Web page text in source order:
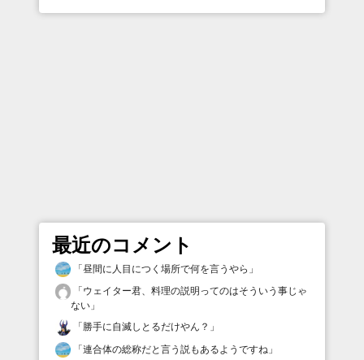
最近のコメント
「昼間に人目につく場所で何を言うやら 」
「ウェイター君、料理の説明ってのはそういう事じゃ
ない 」
「勝手に自滅しとるだけやん？ 」
「連合体の総称だと言う説もあるようですね 」